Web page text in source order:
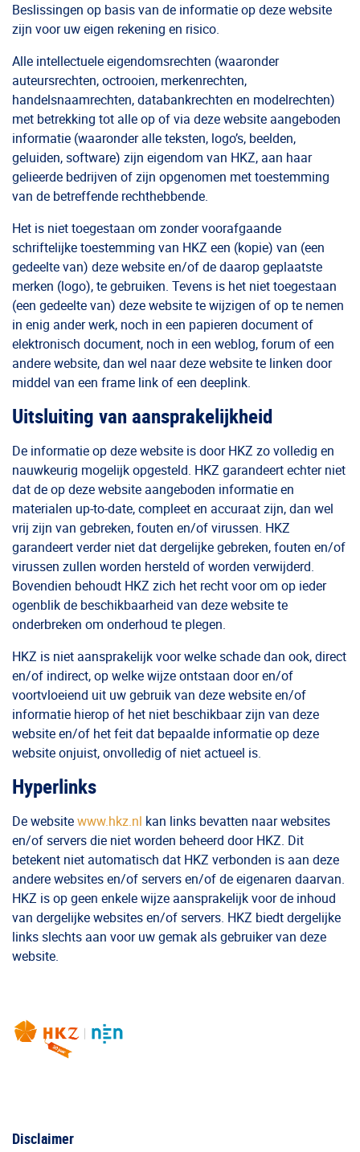
Beslissingen op basis van de informatie op deze website
zijn voor uw eigen rekening en risico.
Alle intellectuele eigendomsrechten (waaronder
auteursrechten, octrooien, merkenrechten,
handelsnaamrechten, databankrechten en modelrechten)
met betrekking tot alle op of via deze website aangeboden
informatie (waaronder alle teksten, logo’s, beelden,
geluiden, software) zijn eigendom van HKZ, aan haar
gelieerde bedrijven of zijn opgenomen met toestemming
van de betreffende rechthebbende.
Het is niet toegestaan om zonder voorafgaande
schriftelijke toestemming van HKZ een (kopie) van (een
gedeelte van) deze website en/of de daarop geplaatste
merken (logo), te gebruiken. Tevens is het niet toegestaan
(een gedeelte van) deze website te wijzigen of op te nemen
in enig ander werk, noch in een papieren document of
elektronisch document, noch in een weblog, forum of een
andere website, dan wel naar deze website te linken door
middel van een frame link of een deeplink.
Uitsluiting van aansprakelijkheid
De informatie op deze website is door HKZ zo volledig en
nauwkeurig mogelijk opgesteld. HKZ garandeert echter niet
dat de op deze website aangeboden informatie en
materialen up-to-date, compleet en accuraat zijn, dan wel
vrij zijn van gebreken, fouten en/of virussen. HKZ
garandeert verder niet dat dergelijke gebreken, fouten en/of
virussen zullen worden hersteld of worden verwijderd.
Bovendien behoudt HKZ zich het recht voor om op ieder
ogenblik de beschikbaarheid van deze website te
onderbreken om onderhoud te plegen.
HKZ is niet aansprakelijk voor welke schade dan ook, direct
en/of indirect, op welke wijze ontstaan door en/of
voortvloeiend uit uw gebruik van deze website en/of
informatie hierop of het niet beschikbaar zijn van deze
website en/of het feit dat bepaalde informatie op deze
website onjuist, onvolledig of niet actueel is.
Hyperlinks
De websitewww.hkz.nl kan links bevatten naar websites
en/of servers die niet worden beheerd door HKZ. Dit
betekent niet automatisch dat HKZ verbonden is aan deze
andere websites en/of servers en/of de eigenaren daarvan.
HKZ is op geen enkele wijze aansprakelijk voor de inhoud
van dergelijke websites en/of servers. HKZ biedt dergelijke
links slechts aan voor uw gemak als gebruiker van deze
website.
Disclaimer